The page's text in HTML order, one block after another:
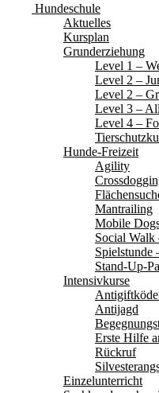
Hundeschule
Aktuelles
Kursplan
Grunderziehung
Level 1 –
Level 2 –
Level 2 –
Level 3 –
Level 4 –
Hunde-Freizeit
Agility
Mantrailing
Mobile
Spielstunde
Stand-Up-
Intensivkurse
Antijagd
Erste Hilfe
Rückruf
Einzelunterricht